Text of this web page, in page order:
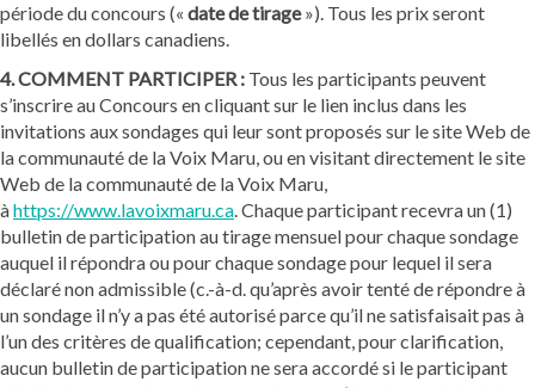
période du concours (« date de tirage»). Tous les prix seront
libellés en dollars canadiens.
4. COMMENT PARTICIPER : Tous les participants peuvent
s’inscrire au Concours en cliquant sur le lien inclus dans les
invitations aux sondages qui leur sont proposés sur le site Web de
la communauté de la Voix Maru, ou en visitant directement le site
Web de la communauté de la Voix Maru,
àhttps://www.lavoixmaru.ca. Chaque participant recevra un (1)
bulletin de participation au tirage mensuel pour chaque sondage
auquel il répondra ou pour chaque sondage pour lequel il sera
déclaré non admissible (c.-à-d. qu’après avoir tenté de répondre à
un sondage il n’y a pas été autorisé parce qu’il ne satisfaisait pas à
l’un des critères de qualification; cependant, pour clarification,
aucun bulletin de participation ne sera accordé si le participant